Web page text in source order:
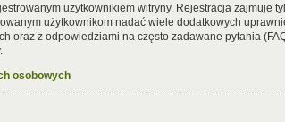
użytkownikiem witryny. Rejestracja zajmuje
użytkownikom nadać wiele dodatkowych
oraz z odpowiedziami na często zadawane pytania
osobowych